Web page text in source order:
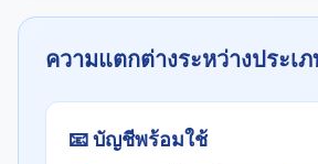
ความแตกต่างระหว่างประเ
📧บัญชีพร้อมใช้